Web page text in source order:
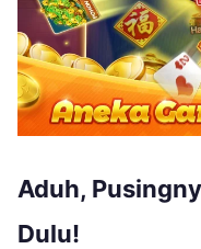
Aduh,
Dulu!